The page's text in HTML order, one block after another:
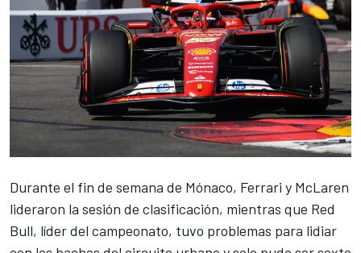
Durante el fin de semana de Mónaco, Ferrari y McLaren
lideraron la sesión de clasificación, mientras que Red
Bull, líder del campeonato, tuvo problemas para lidiar